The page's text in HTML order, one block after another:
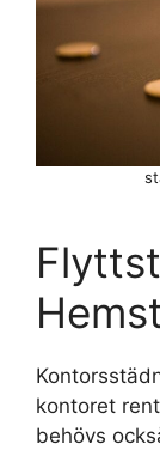
kontoret
behövs